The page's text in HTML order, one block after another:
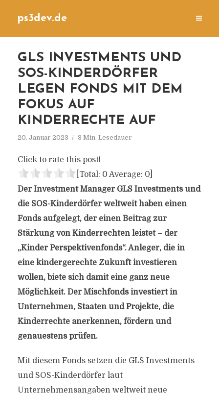
ps3dev.de
GLS INVESTMENTS UND
SOS-KINDERDÖRFER
LEGEN FONDS MIT DEM
FOKUS AUF
KINDERRECHTE AUF
20. Januar 2023 3 Min. Lesedauer
Click to rate this post!
[Total: 0 Average: 0]
Der Investment Manager GLS Investments und
die SOS-Kinderdörfer weltweit haben einen
Fonds aufgelegt, der einen Beitrag zur
Stärkung von Kinderrechten leistet – der
„Kinder Perspektivenfonds“. Anleger, die in
eine kindergerechte Zukunft investieren
wollen, biete sich damit eine ganz neue
Möglichkeit. Der Mischfonds investiert in
Unternehmen, Staaten und Projekte, die
Kinderrechte anerkennen, fördern und
genauestens prüfen.
Mit diesem Fonds setzen die GLS Investments
und SOS-Kinderdörfer laut
Unternehmensangaben weltweit neue